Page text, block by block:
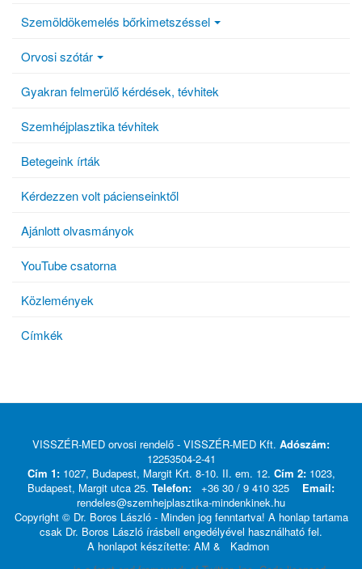
Szemöldökemelés bőrkimetszéssel
Orvosi szótár
Gyakran felmerülő kérdések, tévhitek
Szemhéjplasztika tévhitek
Betegeink írták
Kérdezzen volt pácienseinktől
Ajánlott olvasmányok
YouTube csatorna
Közlemények
Címkék
VISSZÉR-MED orvosi rendelő - VISSZÉR-MED Kft. Adószám:
12253504-2-41
Cím 1:1027, Budapest, Margit Krt. 8-10. II. em. 12. Cím 2:1023,
Budapest, Margit utca 25. Telefon: +36 30 / 9 410 325
Email:
rendeles@szemhejplasztika-mindenkinek.hu
Copyright © Dr. Boros László - Minden jog fenntartva! A honlap tartama
csak Dr. Boros László írásbeli engedélyével használható fel.
A honlapot készítette: AM &
Kadmon